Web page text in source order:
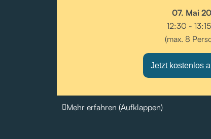
07. Mai
12:30 -
(max. 8
Jetzt kostenlos
Mehr erfahren (Aufklappen)